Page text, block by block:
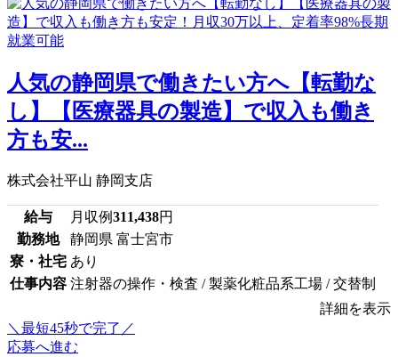
人気の静岡県で働きたい方へ【転勤な
し】【医療器具の製造】で収入も働き
方も安...
株式会社平山 静岡支店
給与 月収例311,438円
勤務地
静岡県 富士宮市
寮・社宅 あり
仕事内容 注射器の操作・検査 / 製薬化粧品系工場 / 交替制
詳細を表示
＼最短45秒で完了／
応募へ進む